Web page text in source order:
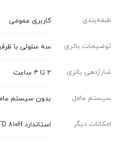
طبقه‌بندی کاربری عمومی
توضیحات باتری سه سلولی با ظرفیت ۵۰
شارژدهی باتری ۲ تا ۴ ساعت
سیستم عامل بدون سیستم
امکانات دیگر استاندارد US MIL-STD ۸۱۰H